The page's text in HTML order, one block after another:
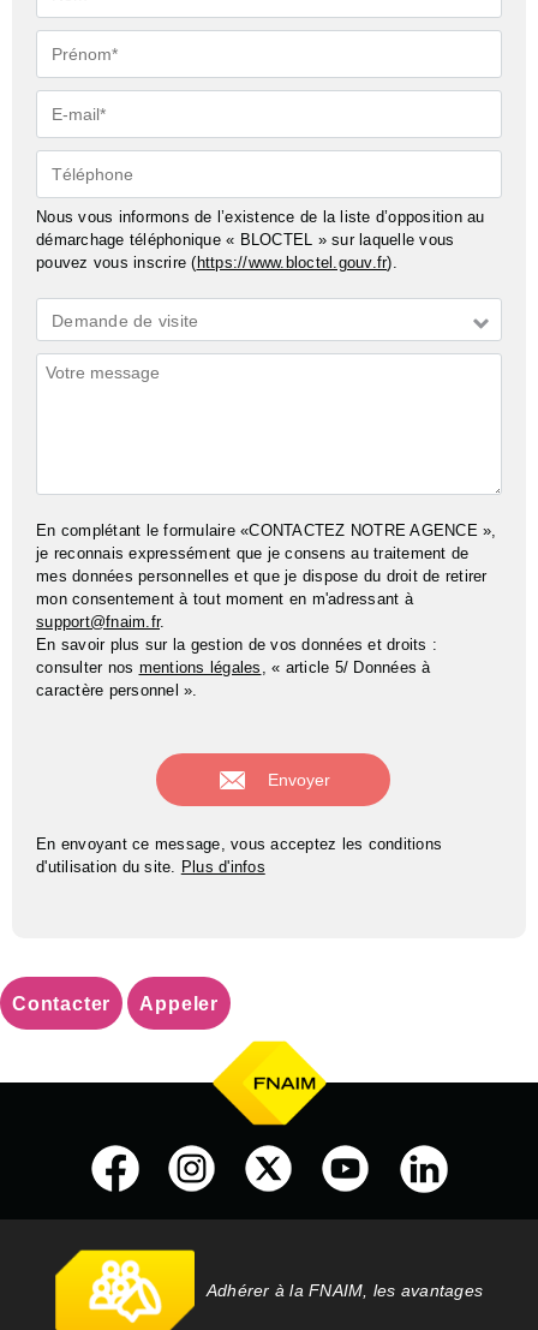
Prénom*
E-
mail*
Téléphone
Nous vous informons de l’existence de la liste d’opposition au
démarchage téléphonique « BLOCTEL » sur laquelle vous
pouvez vous inscrire ( https://www.bloctel.gouv.fr).
Demande
*
Demande de visite
Commentaires
En complétant le formulaire «CONTACTEZ NOTRE AGENCE »,
je reconnais expressément que je consens au traitement de
mes données personnelles et que je dispose du droit de retirer
mon consentement à tout moment en m'adressant à
support@fnaim.fr.
En savoir plus sur la gestion de vos données et droits :
consulter nos mentions légales , « article 5/ Données à
caractère personnel ».
En envoyant ce message, vous acceptez les conditions
d'utilisation du site. Plus d'infos
Contacter Appeler
Adhérer à la FNAIM, les avantages